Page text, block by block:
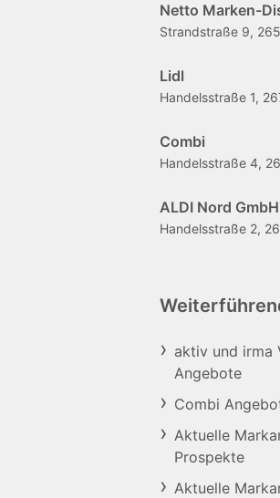
Netto Marken-
Strandstraße 9,
Lidl
Handelsstraße 1,
Combi
Handelsstraße 4,
ALDI Nord
Handelsstraße 2,
aktiv und irma
Angebote
Combi
Aktuelle
Prospekte
Aktuelle